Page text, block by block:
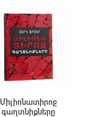
Միլիոնատիրոջ
գաղտնիքները